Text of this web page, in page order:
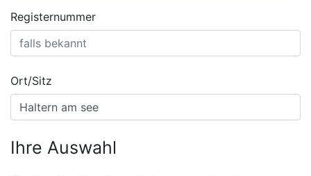
Registernummer
Ort/Sitz
Ihre Auswahl